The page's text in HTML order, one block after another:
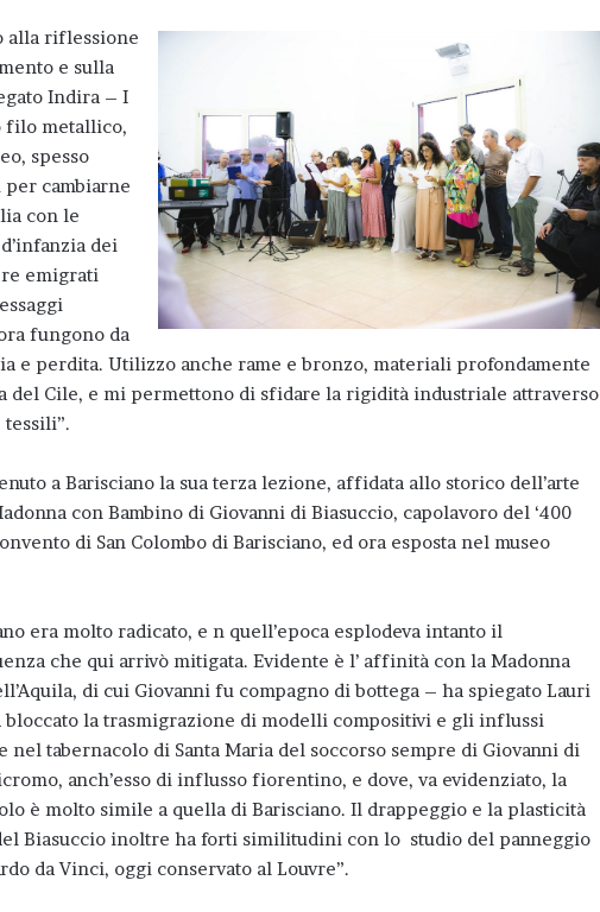
alla riflessione
e sulla
Indira – I
filo metallico,
spesso
cambiarne
con le
dei
emigrati
fungono da
e perdita. Utilizzo anche rame e bronzo, materiali profondamente
del Cile, e mi permettono di sfidare la rigidità industriale attraverso
a Barisciano la sua terza lezione, affidata allo storico dell’arte
con Bambino di Giovanni di Biasuccio, capolavoro del ‘400
di San Colombo di Barisciano, ed ora esposta nel museo
era molto radicato, e n quell’epoca esplodeva intanto il
che qui arrivò mitigata. Evidente è l’ affinità con la Madonna
di cui Giovanni fu compagno di bottega – ha spiegato Lauri
bloccato la trasmigrazione di modelli compositivi e gli influssi
nel tabernacolo di Santa Maria del soccorso sempre di Giovanni di
anch’esso di influsso fiorentino, e dove, va evidenziato, la
è molto simile a quella di Barisciano. Il drappeggio e la plasticità
Biasuccio inoltre ha forti similitudini con lo studio del panneggio
da Vinci, oggi conservato al Louvre”.